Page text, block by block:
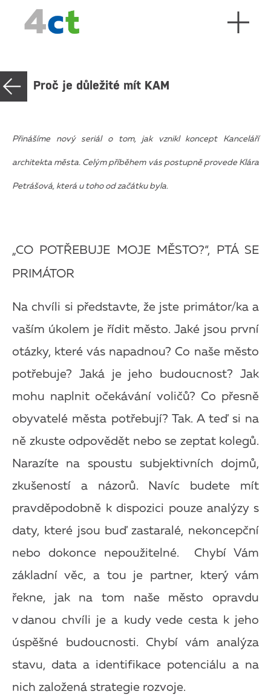
Proč je důležité mít KAM
Přinášíme nový seriál o tom, jak vznikl koncept Kanceláří
architekta města. Celým příběhem vás postupně provede Klára
Petrášová, která u toho od začátku byla.
„CO POTŘEBUJE MOJE MĚSTO?“, PTÁ SE
PRIMÁTOR
Na chvíli si představte, že jste primátor/ka a
vaším úkolem je řídit město. Jaké jsou první
otázky, které vás napadnou? Co naše město
potřebuje? Jaká je jeho budoucnost? Jak
mohu naplnit očekávání voličů? Co přesně
obyvatelé města potřebují? Tak. A teď si na
ně zkuste odpovědět nebo se zeptat kolegů.
Narazíte na spoustu subjektivních dojmů,
zkušeností a názorů. Navíc budete mít
pravděpodobně k dispozici pouze analýzy s
daty, které jsou buď zastaralé, nekoncepční
nebo dokonce nepoužitelné. Chybí Vám
základní věc, a tou je partner, který vám
řekne, jak na tom naše město opravdu
vdanou chvíli je a kudy vede cesta k jeho
úspěšné budoucnosti. Chybí vám analýza
stavu, data a identifikace potenciálu a na
nich založená strategie rozvoje.